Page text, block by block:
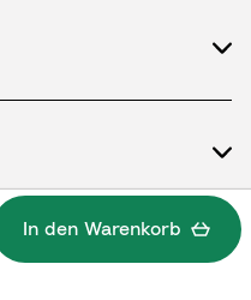
In den Warenkorb
Dokumente